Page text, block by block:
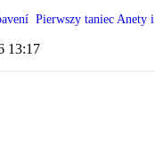
Pierwszy taniec Anety
13:17